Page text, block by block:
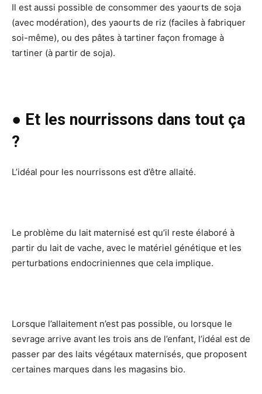
Il est aussi possible de consommer des yaourts de soja
(avec modération), des yaourts de riz (faciles à fabriquer
soi-même), ou des pâtes à tartiner façon fromage à
tartiner (à partir de soja).
● Et les nourrissons dans tout ça
?
L’idéal pour les nourrissons est d’être allaité.
Le problème du lait maternisé est qu’il reste élaboré à
partir du lait de vache, avec le matériel génétique et les
perturbations endocriniennes que cela implique.
Lorsque l’allaitement n’est pas possible, ou lorsque le
sevrage arrive avant les trois ans de l’enfant, l’idéal est de
passer par des laits végétaux maternisés, que proposent
certaines marques dans les magasins bio.